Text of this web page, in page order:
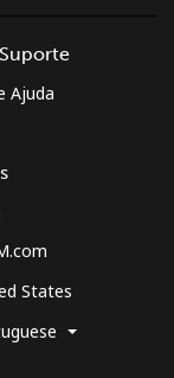
Ajuda
States